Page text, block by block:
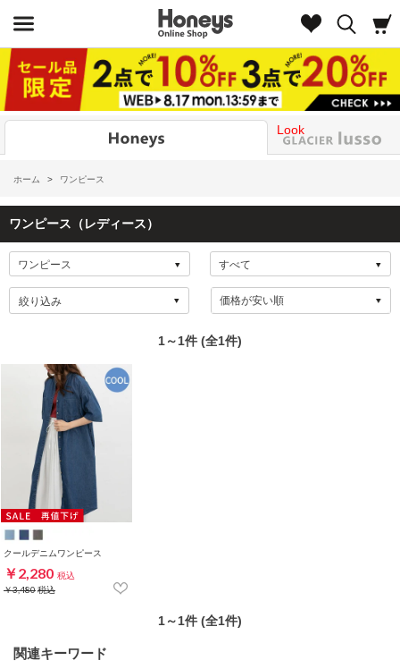
Look
ホーム > ワンピース
ワンピース（レディース）
絞り込み
1～1件 (全1件)
クールデニムワンピース
￥2,280 税込
￥3,480税込
1～1件 (全1件)
関連キーワード